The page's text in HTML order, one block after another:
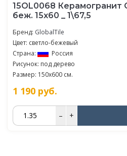
15OL0068 Керамогранит
беж. 15x60 _ 1\67,5
Бренд: GlobalTile
Цвет: светло-бежевый
Страна:
Россия
Рисунок: под дерево
Размер: 150x600 см.
1 190 руб.
– +